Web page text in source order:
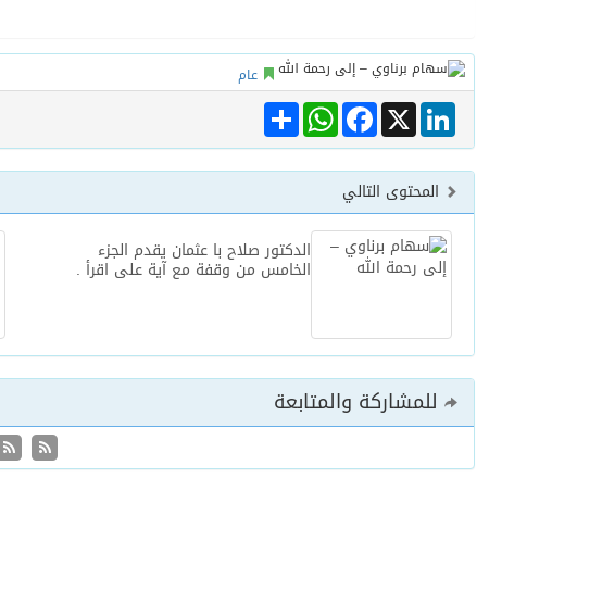
عام
Share
WhatsAppFacebook X
LinkedIn
المحتوى التالي
الدكتور صلاح با عثمان يقدم الجزء
الخامس من وقفة مع آية على اقرأ .
للمشاركة والمتابعة